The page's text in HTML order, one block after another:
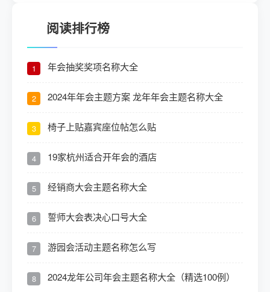
阅读排行榜
1 年会抽奖奖项名称大全
2 2024年年会主题方案 龙年年会主题名称大全
3 椅子上贴嘉宾座位帖怎么贴
4 19家杭州适合开年会的酒店
5 经销商大会主题名称大全
6 誓师大会表决心口号大全
7 游园会活动主题名称怎么写
8 2024龙年公司年会主题名称大全（精选100例）